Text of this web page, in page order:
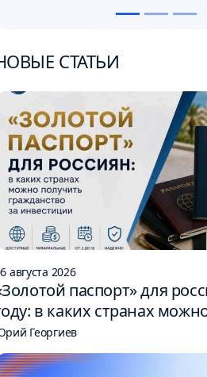
СТАТЬИ
августа 2026
паспорт» для
в каких странах
за инвестиции
Георгиев